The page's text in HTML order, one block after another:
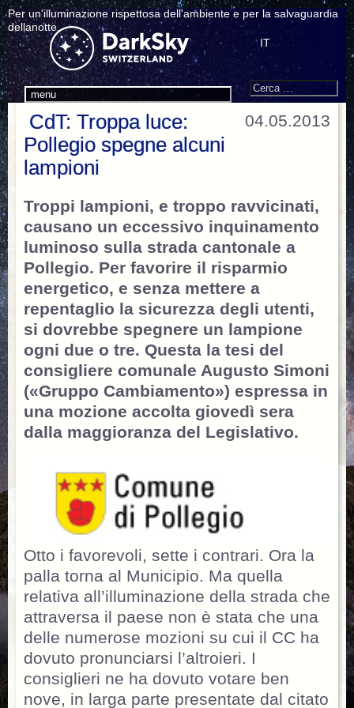
Per un'illuminazione rispettosa dell'ambiente e per la salvaguardia
dellanotte.
menu
IT
Search
Cerca:
04.05.2013
CdT: Troppa luce:
Pollegio spegne alcuni
lampioni
Troppi lampioni, e troppo ravvicinati,
causano un eccessivo inquinamento
luminoso sulla strada cantonale a
Pollegio. Per favorire il risparmio
energetico, e senza mettere a
repentaglio la sicurezza degli utenti,
si dovrebbe spegnere un lampione
ogni due o tre. Questa la tesi del
consigliere comunale Augusto Simoni
(«Gruppo Cambiamento») espressa in
una mozione accolta giovedì sera
dalla maggioranza del Legislativo.
Otto i favorevoli, sette i contrari. Ora la
palla torna al Municipio. Ma quella
relativa all’illuminazione della strada che
attraversa il paese non è stata che una
delle numerose mozioni su cui il CC ha
dovuto pronunciarsi l’altroieri. I
consiglieri ne ha dovuto votare ben
nove, in larga parte presentate dal citato